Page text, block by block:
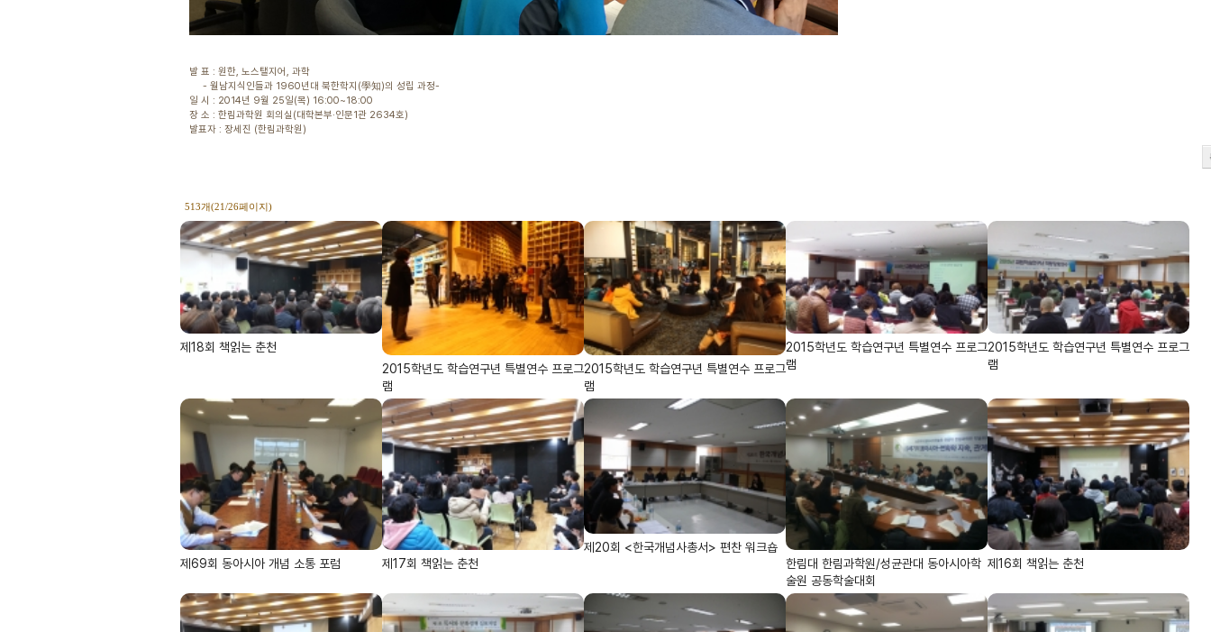
발 표 : 원한, 노스탤지어, 과학
- 월남지식인들과 1960년대 북한학지(學知)의 성립 과정-
일 시 : 2014년 9월 25일(목) 16:00~18:00
장 소 : 한림과학원 회의실(대학본부·인문1관 2634호)
발표자 : 장세진 (한림과학원)
513개(21/26페이지)
제18회 책읽는 춘천
2015학년도 학습연구년 특별연수 프로그
램
2015학년도 학습연구년 특별연수 프로그
램
2015학년도 학습연구년 특별연수 프로그
램
2015학년도 학습연구년 특별연수 프로그
램
제69회 동아시아 개념 소통 포럼 제17회 책읽는 춘천
제20회 <한국개념사총서> 편찬 워크숍
한림대 한림과학원/성균관대 동아시아학
술원 공동학술대회
제16회 책읽는 춘천